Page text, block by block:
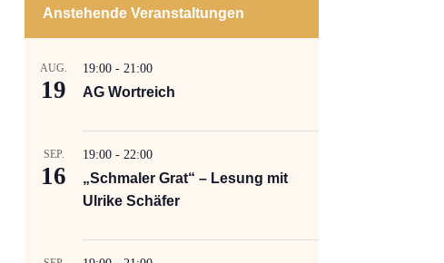
Anstehende Veranstaltungen
AUG.
19
19:00 - 21:00
AG Wortreich
SEP.
16
19:00 - 22:00
„Schmaler Grat“ – Lesung mit
Ulrike Schäfer